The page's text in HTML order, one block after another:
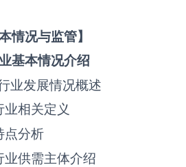
情况与监管】
基本情况介绍
业发展情况概述
相关定义
点分析
供需主体介绍